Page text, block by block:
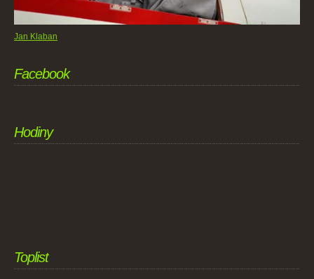
Jan Klaban
Facebook
Hodiny
Toplist